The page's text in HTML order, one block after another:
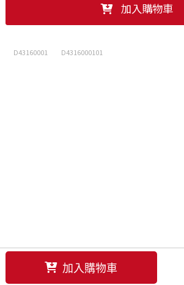
加入購物車
D43160001 D4316000101
加入購物車